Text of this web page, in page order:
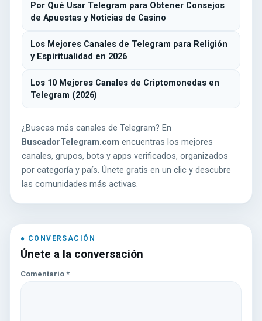
Por Qué Usar Telegram para Obtener Consejos
de Apuestas y Noticias de Casino
Los Mejores Canales de Telegram para Religión
y Espiritualidad en 2026
Los 10 Mejores Canales de Criptomonedas en
Telegram (2026)
¿Buscas más canales de Telegram? En
BuscadorTelegram.com encuentras los mejores
canales, grupos, bots y apps verificados, organizados
por categoría y país. Únete gratis en un clic y descubre
las comunidades más activas.
Únete a la conversación
Comentario *